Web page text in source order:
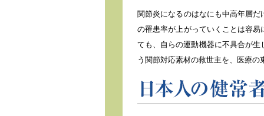
関節炎になるのはなにも中高年層
の罹患率が上がっていくことは容
ても、自らの運動機器に不具合が生
う関節対応素材の救世主を、医療